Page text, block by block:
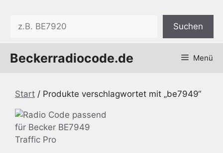
springen
Suchen
Beckerradiocode.de Menü
Start / Produkte verschlagwortet mit „be7949“